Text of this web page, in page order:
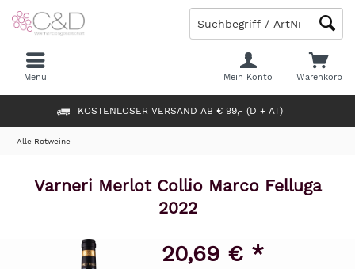
KOSTENLOSER VERSAND AB € 99,- (D + AT)
Warenkorb
Mein Konto
Menü
Alle Rotweine
Varneri Merlot Collio Marco Felluga
2022
20,69 € *